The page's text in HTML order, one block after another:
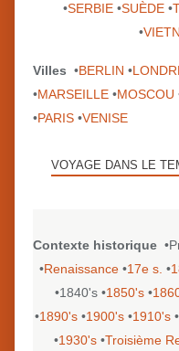
•SERBIE•SUÈDE•
•
Villes •BERLIN •
•MARSEILLE •MOSCOU
•PARIS •VENISE
VOYAGE DANS LE
Contexte historique
•Renaissance •17e s. •
•1840's •1850's •
•1890's •1900's •1910's •
•1930's •Troisième